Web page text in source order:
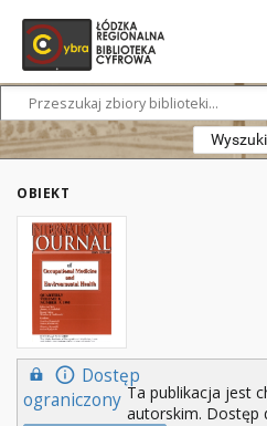
OBIEKT
Dostęp
ograniczony Ta publikacja jest
autorskim.